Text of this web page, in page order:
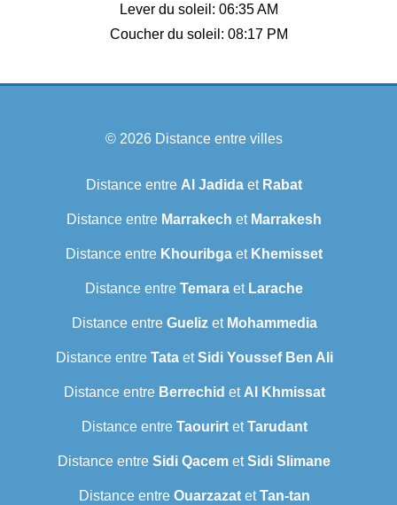
Lever du soleil: 06:35 AM
Coucher du soleil: 08:17 PM
© 2026 Distance entre villes
Distance entre Al Jadida et Rabat
Distance entre Marrakech et Marrakesh
Distance entre Khouribga et Khemisset
Distance entre Temara et Larache
Distance entre Guelizet Mohammedia
Distance entre TataetSidi Youssef Ben Ali
Distance entre Berrechid et Al Khmissat
Distance entre TaourirtetTarudant
Distance entre Sidi Qacem etSidi Slimane
Distance entre OuarzazatetTan-tan